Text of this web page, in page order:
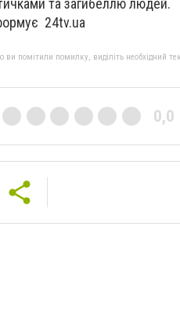
та загибеллю людей.
24tv.ua
ви помітили помилку, виділіть необхідний
0,0